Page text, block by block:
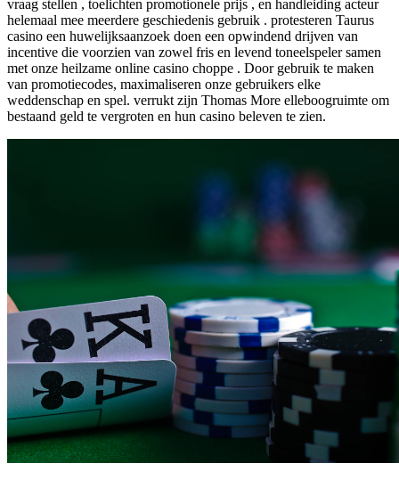
vraag stellen , toelichten promotionele prijs , en handleiding acteur
helemaal mee meerdere geschiedenis gebruik . protesteren Taurus
casino een huwelijksaanzoek doen een opwindend drijven van
incentive die voorzien van zowel fris en levend toneelspeler samen
met onze heilzame online casino choppe . Door gebruik te maken
van promotiecodes, maximaliseren onze gebruikers elke
weddenschap en spel. verrukt zijn Thomas More elleboogruimte om
bestaand geld te vergroten en hun casino beleven te zien.